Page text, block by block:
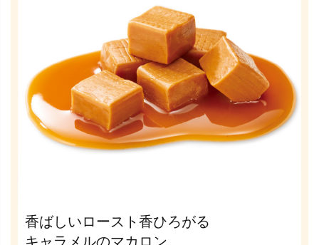
香ばしいロースト香ひろがる
キャラメルのマカロン